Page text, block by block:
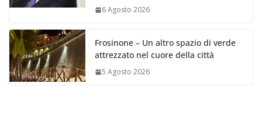
6 Agosto 2026
Frosinone – Un altro spazio di verde
attrezzato nel cuore della città
5 Agosto 2026